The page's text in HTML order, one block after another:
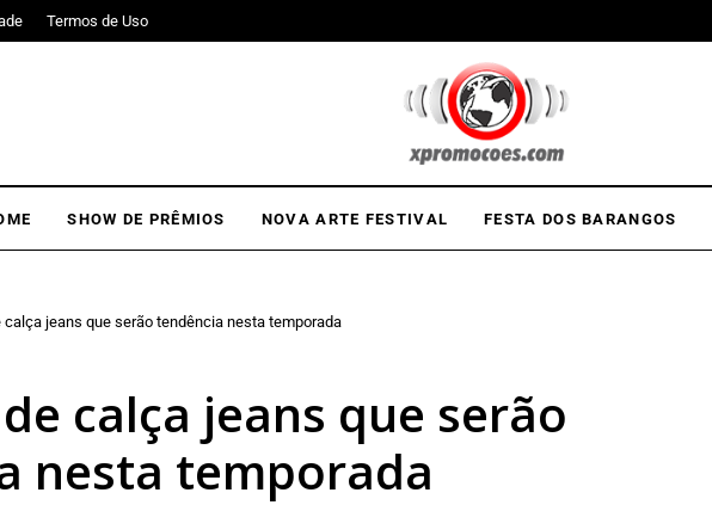
Termos de Uso
SHOW DE PRÊMIOS NOVA ARTE FESTIVAL FESTA DOS BARANGOS
calça jeans que serão tendência nesta temporada
calça jeans que serão
nesta temporada